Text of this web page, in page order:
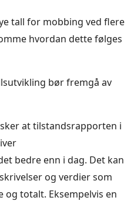
tall for mobbing ved flere
hvordan dette følges
bør fremgå av
at tilstandsrapporten i
bedre enn i dag. Det kan
og verdier som
og totalt. Eksempelvis en